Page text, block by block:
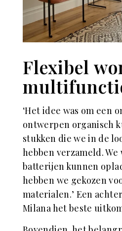
Flexibel
‘Het idee was om een
ontwerpen organisch
stukken die we in de
hebben verzameld.
batterijen kunnen
hebben we gekozen
materialen.’ Een
Milana het beste